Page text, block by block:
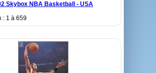
Skybox NBA Basketball - USA
: 1 à 659